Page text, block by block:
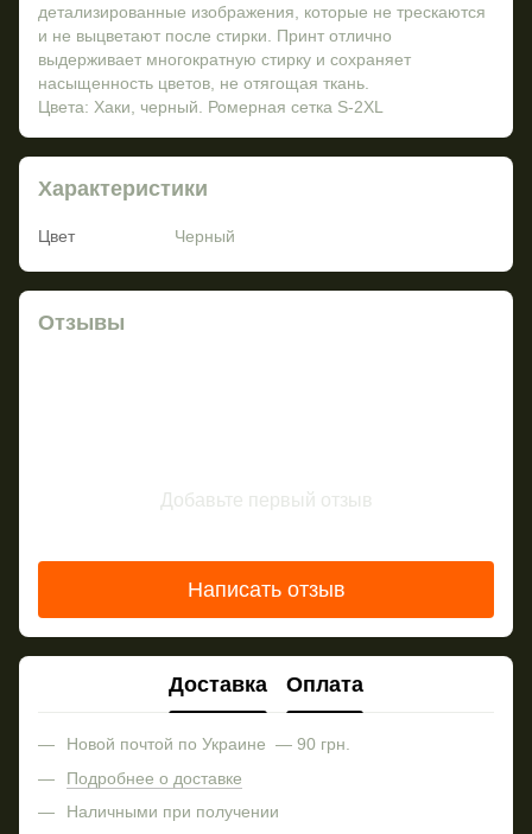
детализированные изображения, которые не трескаются
и не выцветают после стирки. Принт отлично
выдерживает многократную стирку и сохраняет
насыщенность цветов, не отягощая ткань.
Цвета: Хаки, черный. Ромерная сетка S-2XL
Характеристики
Цвет Черный
Отзывы
Добавьте первый отзыв
Написать отзыв
Доставка Оплата
Новой почтой по Украине — 90 грн.
Подробнее о доставке
Наличными при получении